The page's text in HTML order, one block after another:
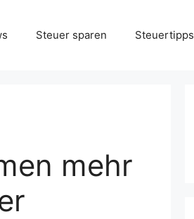
Steuer sparen Steuertipps
mehr